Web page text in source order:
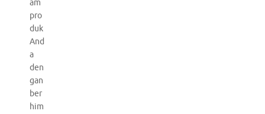
am
pro
duk
And
a
den
gan
ber
him